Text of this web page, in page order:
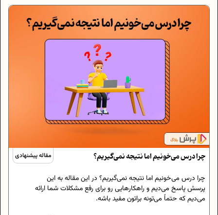
مقاله پیشنهادی چرا درس می‌خونیم اما نتیجه نمی‌گیریم؟
چرا درس می‌خونیم اما نتیجه نمی‌گیریم؟ در این مقاله به این
پرسش پاسخ می‌دیم و راهکارهایی رو برای رفع مشکلات شما ارائه
می‌دیم که حتماً می‌تونه براتون مفید باشه.